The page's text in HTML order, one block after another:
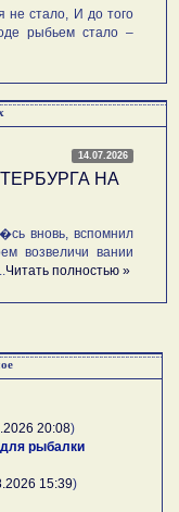
не стало, И до того
рыбьем стало –
14.07.2026
НА
вновь, вспомнил
возвеличи вании
Читать полностью »
20:08)
рыбалки
15:39)